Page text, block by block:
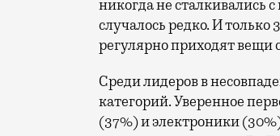
никогда не сталкивались
случалось редко. И
регулярно приходят вещи
Среди лидеров в
категорий. Уверенное
(37%) и электроники